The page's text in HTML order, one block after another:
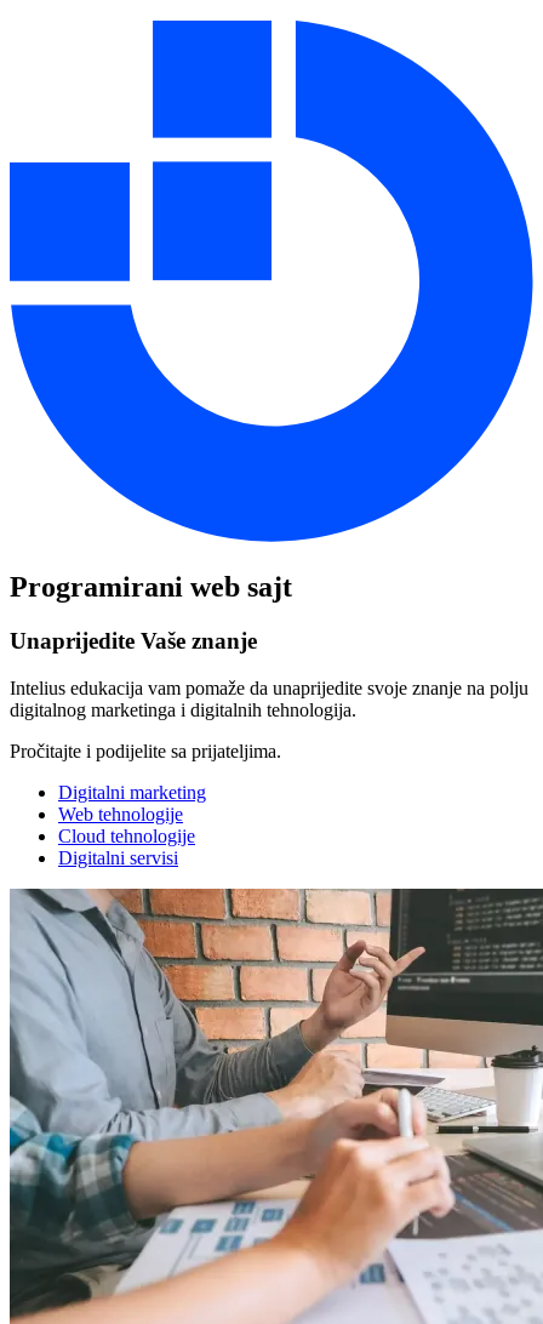
Programirani web sajt
Unaprijedite Vaše znanje
Intelius edukacija vam pomaže da unaprijedite svoje znanje na polju
digitalnog marketinga i digitalnih tehnologija.
Pročitajte i podijelite sa prijateljima.
Digitalni marketing
Web tehnologije
Cloud tehnologije
Digitalni servisi